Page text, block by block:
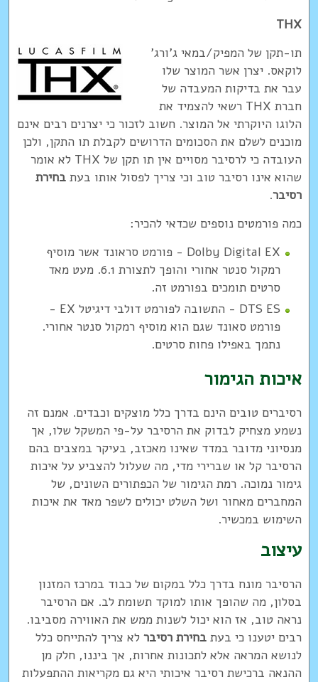
THX
תו-תקן של המפיק/במאי ג'ורג'
לוקאס. יצרן אשר המוצר שלו
עבר את בדיקות המעבדה של
חברת THX רשאי להצמיד את
הלוגו היוקרתי אל המוצר. חשוב לזכור כי יצרנים רבים אינם
מוכנים לשלם את הסכומים הדרושים לקבלת תו התקן, ולכן
העובדה כי לרסיבר מסויים אין תו תקן של THX לא אומר
שהוא אינו רסיבר טוב וכי צריך לפסול אותו בעת בחירת
רסיבר.
כמה פורמטים נוספים שכדאי להכיר:
Dolby Digital EX - פורמט סראונד אשר מוסיף
רמקול סנטר אחורי והופך לתצורת 6.1. מעט מאד
סרטים תומכים בפורמט זה.
DTS ES - התשובה לפורמט דולבי דיגיטל EX -
פורמט סאונד שגם הוא מוסיף רמקול סנטר אחורי.
נתמך באפילו פחות סרטים.
איכות הגימור
רסיברים טובים הינם בדרך כלל מוצקים וכבדים. אמנם זה
נשמע מצחיק לבדוק את הרסיבר על-פי המשקל שלו, אך
מנסיוני מדובר במדד שאינו מאכזב, בעיקר במצבים בהם
הרסיבר קל או שברירי מדי, מה שעלול להצביע על איכות
גימור נמוכה. רמת הגימור של הכפתורים השונים, של
המחברים מאחור ושל השלט יכולים לשפר מאד את איכות
השימוש במכשיר.
עיצוב
הרסיבר מונח בדרך כלל במקום של כבוד במרכז המזנון
בסלון, מה שהופך אותו למוקד תשומת לב. אם הרסיבר
נראה טוב, אז הוא יכול לשנות ממש את האווירה מסביבו.
רבים יטענו כי בעת בחירת רסיברלא צריך להתייחס כלל
לנושא המראה אלא לתכונות אחרות, אך ביננו, חלק מן
ההנאה ברכישת רסיבר איכותי היא גם מקריאות ההתפעלות